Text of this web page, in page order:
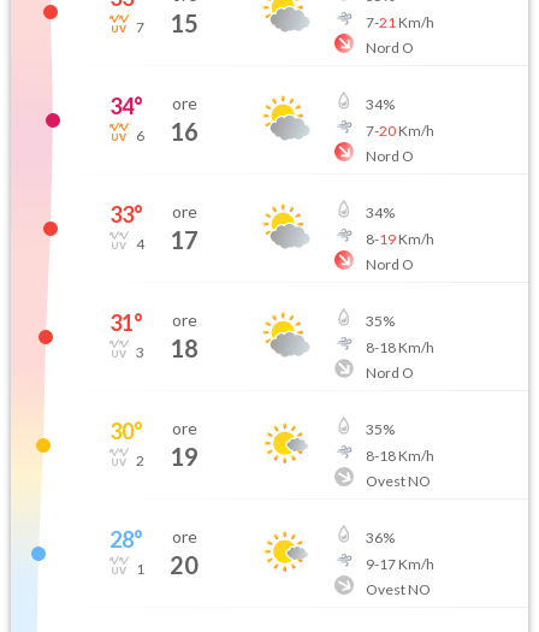
7 15
7-21 Km/h
Nord O
34°
6
ore
16
34%
7-20Km/h
Nord O
33°
4
ore
17
34%
8-19Km/h
Nord O
31°
3
ore
18
35%
8-18Km/h
Nord O
30°
2
ore
19
35%
8-18Km/h
Ovest NO
28°
1
ore
20
36%
9-17Km/h
Ovest NO